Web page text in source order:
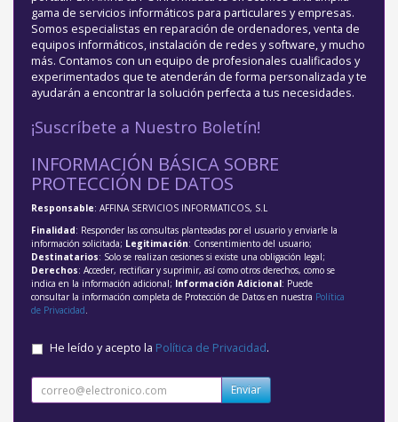
gama de servicios informáticos para particulares y empresas.
Somos especialistas en reparación de ordenadores, venta de
equipos informáticos, instalación de redes y software, y mucho
más. Contamos con un equipo de profesionales cualificados y
experimentados que te atenderán de forma personalizada y te
ayudarán a encontrar la solución perfecta a tus necesidades.
¡Suscríbete a Nuestro Boletín!
INFORMACIÓN BÁSICA SOBRE
PROTECCIÓN DE DATOS
Responsable: AFFINA SERVICIOS INFORMATICOS, S.L
Finalidad: Responder las consultas planteadas por el usuario y enviarle la
información solicitada; Legitimación: Consentimiento del usuario;
Destinatarios: Solo se realizan cesiones si existe una obligación legal;
Derechos: Acceder, rectificar y suprimir, así como otros derechos, como se
indica en la información adicional; Información Adicional: Puede
consultar la información completa de Protección de Datos en nuestra Política
de Privacidad.
He leído y acepto la Política de Privacidad.
Enviar